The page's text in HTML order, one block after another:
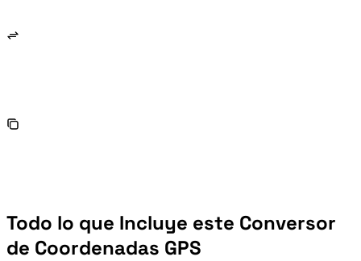
Todo lo que Incluye este Conversor
de Coordenadas GPS